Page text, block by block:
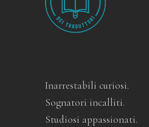
Inarrestabili curiosi.
Sognatori incalliti.
Studiosi appassionati.